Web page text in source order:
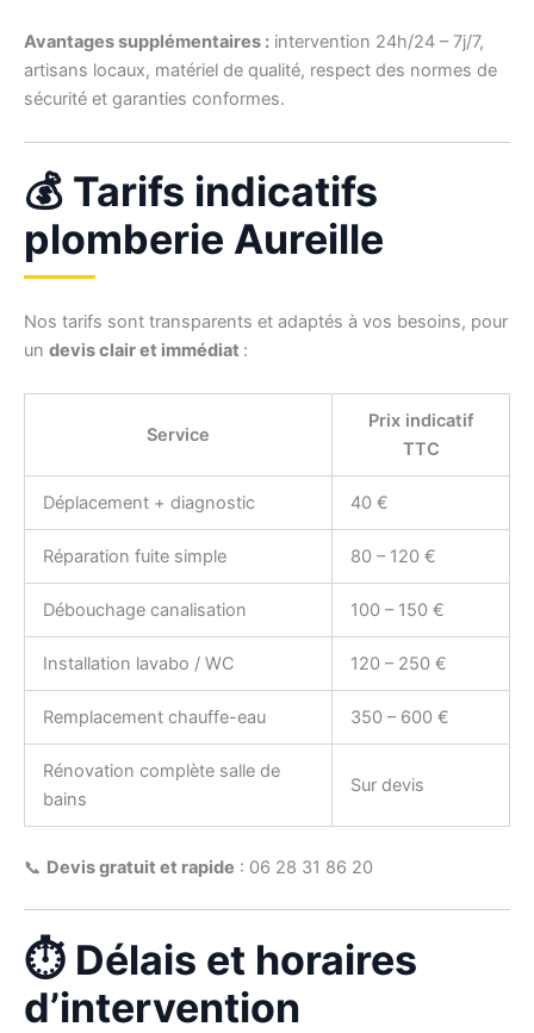
Avantages supplémentaires : intervention 24h/24 – 7j/7,
artisans locaux, matériel de qualité, respect des normes de
sécurité et garanties conformes.
💰 Tarifs indicatifs
plomberie Aureille
Nos tarifs sont transparents et adaptés à vos besoins, pour
un devis clair et immédiat :
Service
Prix indicatif
TTC
Déplacement + diagnostic 40 €
Réparation fuite simple 80 – 120 €
Débouchage canalisation 100 – 150 €
Installation lavabo / WC 120 – 250 €
Remplacement chauffe-eau 350 – 600 €
Rénovation complète salle de
bains
Sur devis
📞 Devis gratuit et rapide : 06 28 31 86 20
⏱️ Délais et horaires
d’intervention